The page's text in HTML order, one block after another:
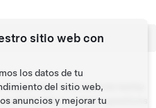
your new Tesla vehicle led by
be able to submit questions
sitio web con
los datos de tu
del sitio web,
anuncios y mejorar tu